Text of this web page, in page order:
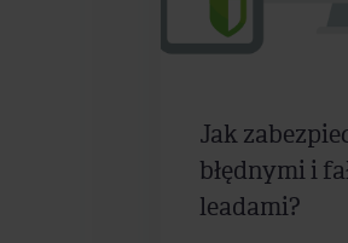
Jak
błędnymi i
leadami?